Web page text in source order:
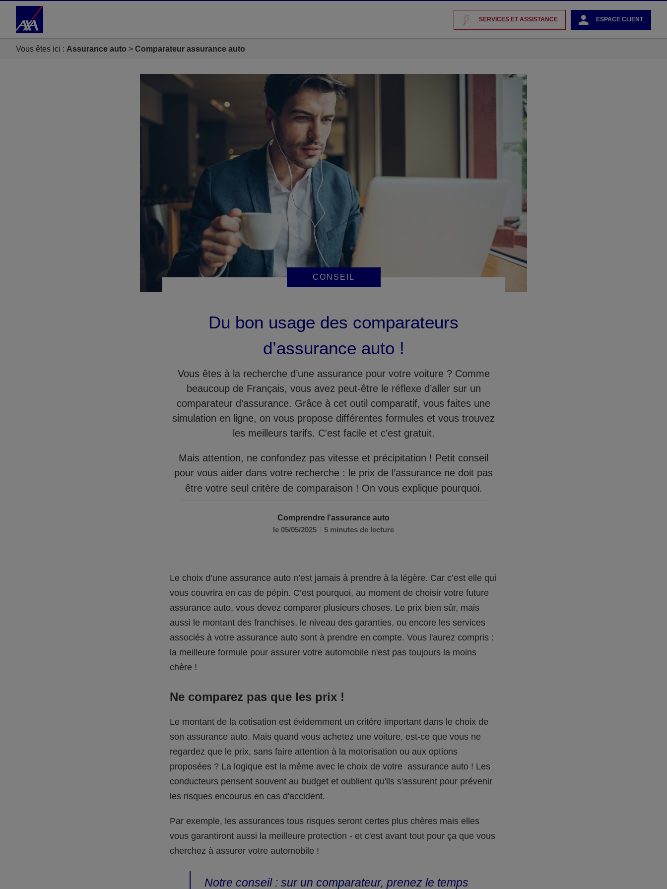
Accéder au Contenu
SERVICES ET ASSISTANCE ESPACE CLIENT
Vous êtes ici : Assurance auto Comparateur assurance auto
CONSEIL
Comprendre l'assurance auto
le 05/05/2025
5 minutes de lecture
Du bon usage des comparateurs
d’assurance auto !
Vous êtes à la recherche d’une assurance pour votre voiture ? Comme
beaucoup de Français, vous avez peut-être le réflexe d’aller sur un
comparateur d’assurance. Grâce à cet outil comparatif, vous faites une
simulation en ligne, on vous propose différentes formules et vous trouvez
les meilleurs tarifs. C'est facile et c'est gratuit.
Mais attention, ne confondez pas vitesse et précipitation ! Petit conseil
pour vous aider dans votre recherche : le prix de l’assurance ne doit pas
être votre seul critère de comparaison ! On vous explique pourquoi.
Le choix d’une assurance auto n’est jamais à prendre à la légère. Car c’est elle qui
vous couvrira en cas de pépin. C’est pourquoi, au moment de choisir votre future
assurance auto, vous devez comparer plusieurs choses. Le prix bien sûr, mais
aussi le montant des franchises, le niveau des garanties, ou encore les services
associés à votre assurance auto sont à prendre en compte. Vous l'aurez compris :
la meilleure formule pour assurer votre automobile n'est pas toujours la moins
chère !
Ne comparez pas que les prix !
Le montant de la cotisation est évidemment un critère important dans le choix de
son assurance auto. Mais quand vous achetez une voiture, est-ce que vous ne
regardez que le prix, sans faire attention à la motorisation ou aux options
proposées ? La logique est la même avec le choix de votre assurance auto ! Les
conducteurs pensent souvent au budget et oublient qu'ils s'assurent pour prévenir
les risques encourus en cas d'accident.
Par exemple, les assurances tous risques seront certes plus chères mais elles
vous garantiront aussi la meilleure protection - et c'est avant tout pour ça que vous
cherchez à assurer votre automobile !
Notre conseil : sur un comparateur, prenez le temps